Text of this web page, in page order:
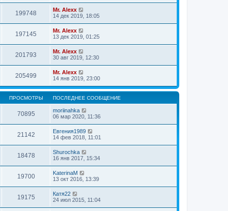
199748
Mr. Alexx
14 дек 2019, 18:05
197145
Mr. Alexx
13 дек 2019, 01:25
201793
Mr. Alexx
30 авг 2019, 12:30
205499
Mr. Alexx
14 янв 2019, 23:00
ПРОСМОТРЫ ПОСЛЕДНЕЕ СООБЩЕНИЕ
70895
moriinahka
06 мар 2020, 11:36
21142
Евгения1989
14 фев 2018, 11:01
18478
Shurochka
16 янв 2017, 15:34
19700
KaterinaM
13 окт 2016, 13:39
19175
Катя22
24 июл 2015, 11:04